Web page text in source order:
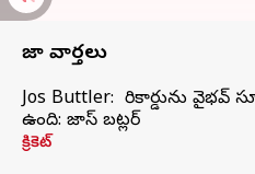
తాజా వార్తలు
Jos Buttler: నా రికార్డును వైభవ్
ఉంది: జాస్ బట్లర్
క్రికెట్